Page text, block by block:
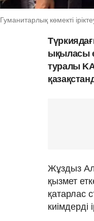
Гуманитарлық көмекті
ықыласы
туралы
Жұздыз
қызмет
қатарлас
киімдерді